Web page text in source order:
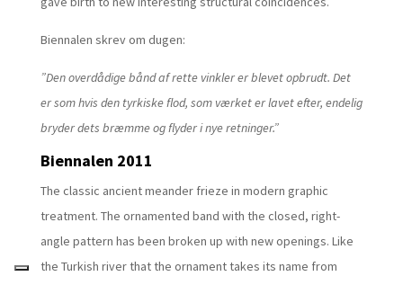
Biennalen skrev om dugen:
”Den overdådige bånd af rette vinkler er blevet opbrudt. Det
er som hvis den tyrkiske flod, som værket er lavet efter, endelig
bryder dets bræmme og flyder i nye retninger.”
Biennalen 2011
The classic ancient meander frieze in modern graphic
treatment. The ornamented band with the closed, right-
angle pattern has been broken up with new openings. Like
the Turkish river that the ornament takes its name from